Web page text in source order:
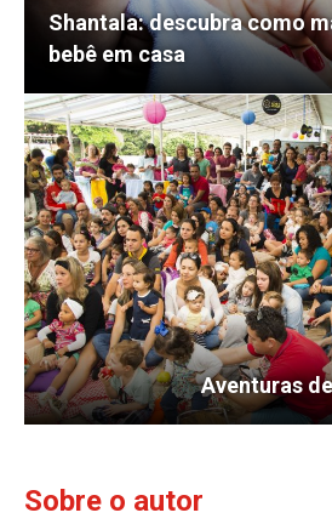
Shantala: descubra como
bebê em casa
Aventuras
Sobre o autor